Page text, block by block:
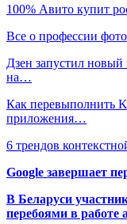
100% Авито купит
Все о профессии
Дзен запустил новый
на…
Как перевыполнить
приложения…
6 трендов
Google завершает
В Беларуси
перебоями в работе